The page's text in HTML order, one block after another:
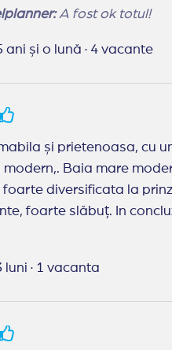
A fost ok totul!
ani și o lună · 4 vacante
cu un pahar de
miros de mucegai. Mâncarea a fost
diversificata la
aproape
luni · 1 vacanta